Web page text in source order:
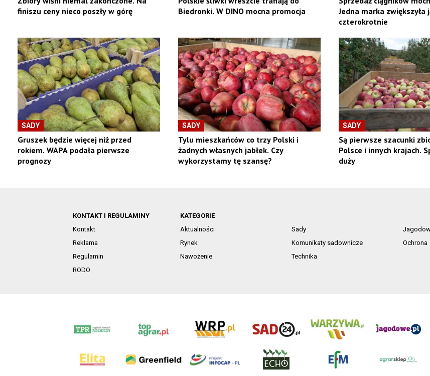
finiszu ceny nieco poszły w górę
Biedronki. W DINO mocna promocja
Jedna marka zwiększyła
czterokrotnie
SADY
Gruszek będzie więcej niż przed
rokiem. WAPA podała pierwsze
prognozy
SADY
Tylu mieszkańców co trzy Polski i
żadnych własnych jabłek. Czy
wykorzystamy tę szansę?
SADY
Są pierwsze szacunki
Polsce i innych krajach.
duży
KONTAKT I REGULAMINY
Kontakt
Reklama
Regulamin
RODO
KATEGORIE
Aktualności
Sady
Rynek
Komunikaty sadownicze
Ochrona
Nawożenie
Technika